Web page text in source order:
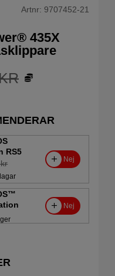
Artnr: 9707452-21
435X
RS5
Nej
Nej